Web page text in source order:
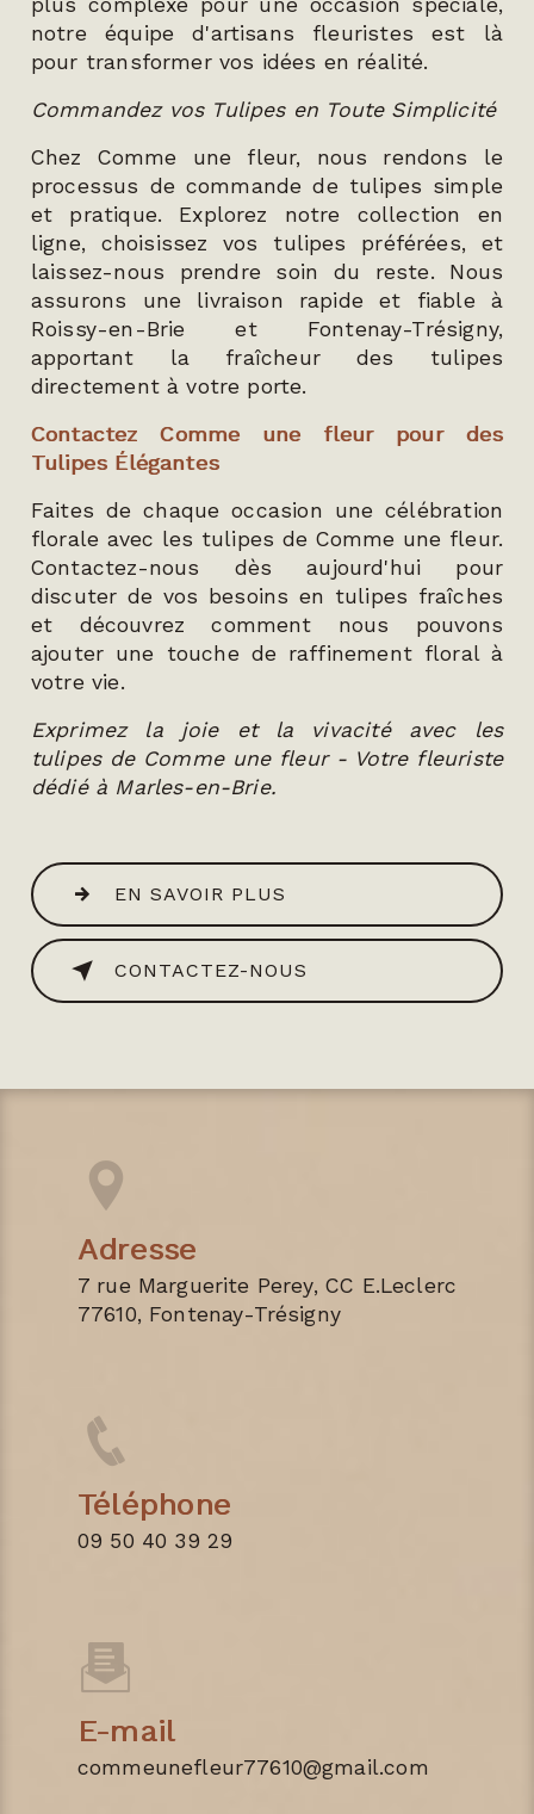
plus complexe pour une occasion spéciale,
notre équipe d'artisans fleuristes est là
pour transformer vos idées en réalité.
Commandez vos Tulipes en Toute Simplicité
Chez Comme une fleur, nous rendons le
processus de commande de tulipes simple
et pratique. Explorez notre collection en
ligne, choisissez vos tulipes préférées, et
laissez-nous prendre soin du reste. Nous
assurons une livraison rapide et fiable à
Roissy-en-Brie et Fontenay-Trésigny,
apportant la fraîcheur des tulipes
directement à votre porte.
Contactez Comme une fleur pour des
Tulipes Élégantes
Faites de chaque occasion une célébration
florale avec les tulipes de Comme une fleur.
Contactez-nous dès aujourd'hui pour
discuter de vos besoins en tulipes fraîches
et découvrez comment nous pouvons
ajouter une touche de raffinement floral à
votre vie.
Exprimez la joie et la vivacité avec les
tulipes de Comme une fleur - Votre fleuriste
dédié à Marles-en-Brie.
EN SAVOIR PLUS
CONTACTEZ-NOUS
Adresse
7 rue Marguerite Perey, CC E.Leclerc
77610, Fontenay-Trésigny
Téléphone
09 50 40 39 29
E-mail
commeunefleur77610@gmail.com